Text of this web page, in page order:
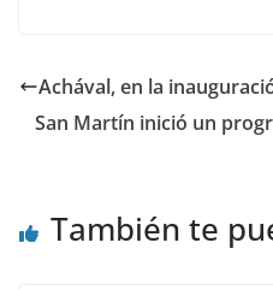
Achával, en la
San Martín inició un
También te